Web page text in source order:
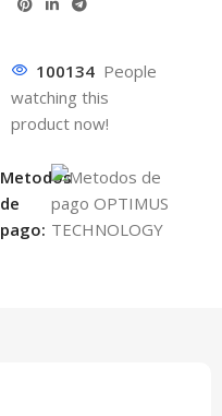
100134 People
watching this
product now!
Metodos
de
pago: